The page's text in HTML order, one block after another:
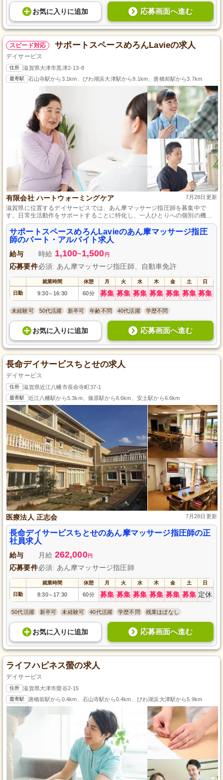
お気に入り に追加 応募画面へ進む
スピード対応 サポートスペースめろんLavieの求人
デイサービス
住所 滋賀県大津市黒津2-13-8
最寄駅 石山寺駅から3.1km、びわ湖浜大津駅から9.1km、唐橋前駅から3.7km
有限会社 ハートウォーミングケア 7月28日更新
滋賀県に位置するデイサービスでは、あん摩マッサージ指圧師を募集中で
す。日常生活動作をサポートすることに特化し、一人ひとりへの個別の機能
訓練で、心身機能の維持向上に注力しています。利用者さま一人ひとりとじ
っくり向き合える点が魅力。資格を持っていれば経験は不問、勤務時間や日
数の相談も可能です。
サポートスペースめろんLavieのあん摩マッサージ指圧
師のパート・アルバイト求人
給与 時給 1,100~1,500 円
応募要件必須: あん摩マッサージ指圧師、自動車免許
就業時間 休憩 月 火 水 木 金 土 日
日勤 9:30～ 16:30 60分 募集 募集 募集 募集 募集 募集 募集
未経験可 50代活躍 新卒可 年齢不問 40代活躍 学歴不問
お気に入り に追加 応募画面へ進む
長命デイサービスちとせの求人
デイサービス
住所 滋賀県近江八幡市長命寺町37-1
最寄駅 近江八幡駅から5.3km、篠原駅から6.6km、安土駅から6.6km
医療法人 正志会 7月28日更新
長命デイサービスちとせのあん摩マッサージ指圧師の正
社員求人
給与 月給 262,000円
応募要件必須: あん摩マッサージ指圧師
就業時間 休憩 月 火 水 木 金 土 日
日勤 8:30～ 17:30 60分 募集 募集 募集 募集 募集 募集 定休
50代活躍 新卒可 未経験可 40代活躍 学歴不問 残業ほぼなし
お気に入り に追加 応募画面へ進む
ライフハピネス螢の求人
デイサービス
住所 滋賀県大津市螢谷2-15
最寄駅 唐橋前駅から0.4km、石山寺駅から0.4km、びわ湖浜大津駅から5.9km